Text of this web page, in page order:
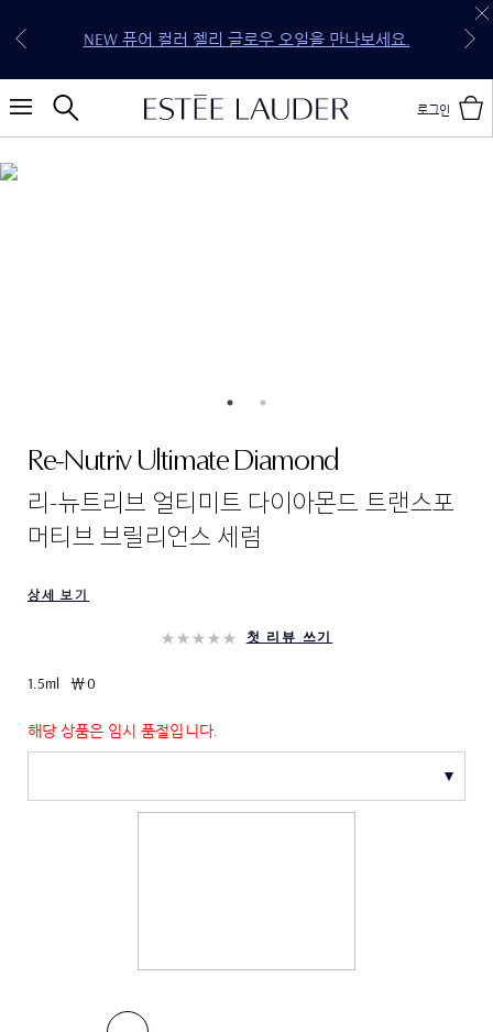
신규 회원 첫 구매 15% OFF (할인 코드: WELCOME*)
NEW 퓨어 컬러 젤리 글로우 오일을 만나보세요.
NEW 더블웨어 스킨 핏 쿠션을 만나보세요.
요.
10만원 이상 구매 시 3종 기프트 세트 증정
20만원 이상 구매 시 4종 기프트 세트 증정
상당 4종 기프트 세트 & 젬스톤 글로우 립스틱 케이
로그인
Re-Nutriv Ultimate Diamond
리-뉴트리브 얼티미트 다이아몬드 트랜스포
머티브 브릴리언스 세럼
상세 보기
첫 리뷰 쓰기
1.5ml₩0
해당 상품은 임시 품절입니다.